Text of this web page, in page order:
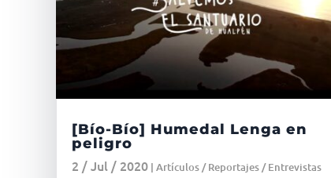
[Bío-Bío] Humedal Lenga en
peligro
2 / Jul / 2020 | Artículos / Reportajes / Entrevistas